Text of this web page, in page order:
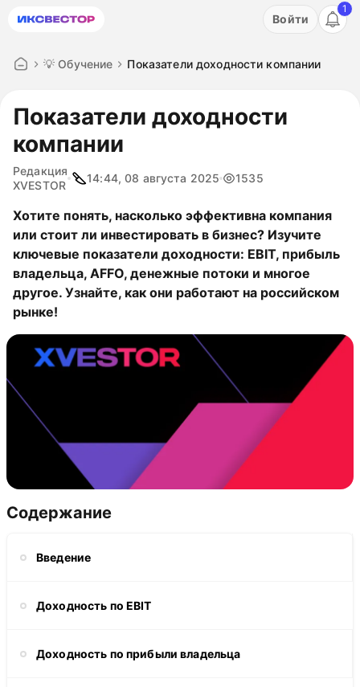
Акция: бесплатный пробный период на 3 дня!
Войти
1
💡 Обучение Показатели доходности компании
Показатели доходности
компании
Редакция
XVESTOR
14:44, 08 августа 2025 1535
Хотите понять, насколько эффективна компания
или стоит ли инвестировать в бизнес? Изучите
ключевые показатели доходности: EBIT, прибыль
владельца, AFFO, денежные потоки и многое
другое. Узнайте, как они работают на российском
рынке!
Содержание
Введение
Доходность по EBIT
Доходность по прибыли владельца